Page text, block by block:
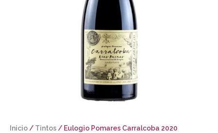
Inicio/ Tintos/ Eulogio Pomares Carralcoba 2020